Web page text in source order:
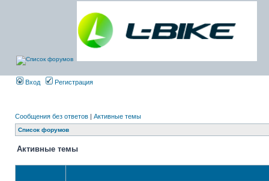
Вход Регистрация
Сообщения без ответов | Активные темы
Список форумов
Активные темы